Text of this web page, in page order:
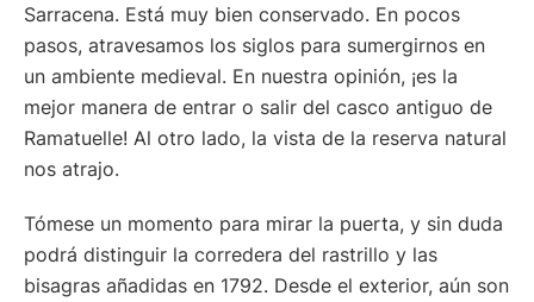
Sarracena. Está muy bien conservado. En pocos
pasos, atravesamos los siglos para sumergirnos en
un ambiente medieval. En nuestra opinión, ¡es la
mejor manera de entrar o salir del casco antiguo de
Ramatuelle! Al otro lado, la vista de la reserva natural
nos atrajo.
Tómese un momento para mirar la puerta, y sin duda
podrá distinguir la corredera del rastrillo y las
bisagras añadidas en 1792. Desde el exterior, aún son